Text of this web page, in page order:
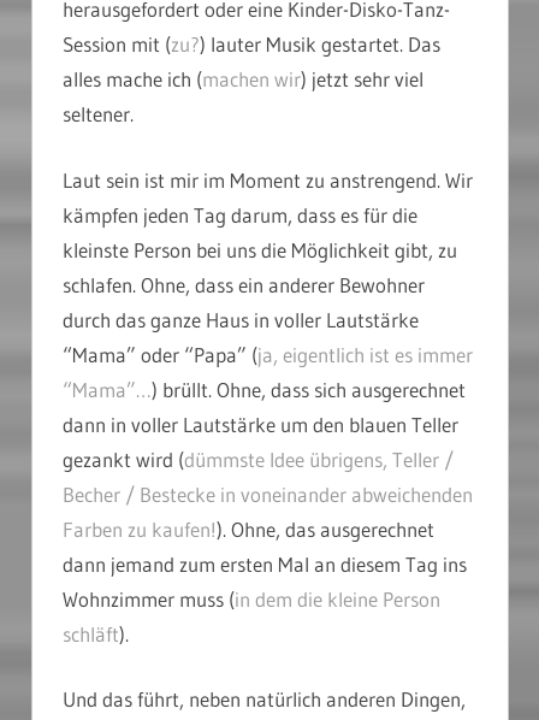
herausgefordert oder eine Kinder-Disko-Tanz-
Session mit (zu?) lauter Musik gestartet. Das
alles mache ich (machen wir) jetzt sehr viel
seltener.
Laut sein ist mir im Moment zu anstrengend. Wir
kämpfen jeden Tag darum, dass es für die
kleinste Person bei uns die Möglichkeit gibt, zu
schlafen. Ohne, dass ein anderer Bewohner
durch das ganze Haus in voller Lautstärke
“Mama” oder “Papa” (ja, eigentlich ist es immer
“Mama”…) brüllt. Ohne, dass sich ausgerechnet
dann in voller Lautstärke um den blauen Teller
gezankt wird (dümmste Idee übrigens, Teller /
Becher / Bestecke in voneinander abweichenden
Farben zu kaufen!). Ohne, das ausgerechnet
dann jemand zum ersten Mal an diesem Tag ins
Wohnzimmer muss (in dem die kleine Person
schläft).
Und das führt, neben natürlich anderen Dingen,